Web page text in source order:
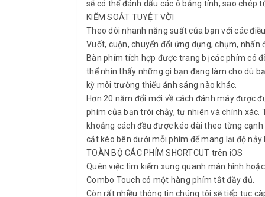
sẽ có thể đánh dấu các ô bảng tính, sao chép
KIỂM SOÁT TUYỆT VỜI
Theo dõi nhanh năng suất của bạn với các
Vuốt, cuộn, chuyển đổi ứng dụng, chụm, nhấn
Bàn phím tích hợp được trang bị các phím có
thể nhìn thấy những gì bạn đang làm cho dù
kỳ môi trường thiếu ánh sáng nào khác.
Hơn 20 năm đổi mới về cách đánh máy được
phím của bạn trôi chảy, tự nhiên và chính
khoảng cách đều được kéo dài theo từng
cắt kéo bên dưới mỗi phím để mang lại độ nảy
TOÀN BỘ CÁC PHÍM SHORTCUT trên iOS
Quên việc tìm kiếm xung quanh màn hình
Combo Touch có một hàng phím tắt đầy đủ.
Còn rất nhiều thông tin chúng tôi sẽ tiếp tục